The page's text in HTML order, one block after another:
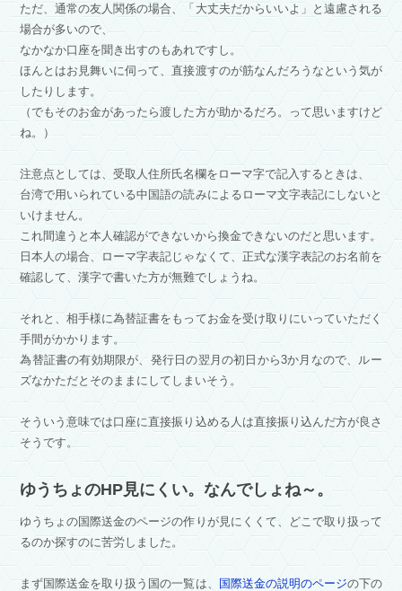
ただ、通常の友人関係の場合、「大丈夫だからいいよ」と遠慮される
場合が多いので、
なかなか口座を聞き出すのもあれですし。
ほんとはお見舞いに伺って、直接渡すのが筋なんだろうなという気が
したりします。
（でもそのお金があったら渡した方が助かるだろ。って思いますけど
ね。）
注意点としては、受取人住所氏名欄をローマ字で記入するときは、
台湾で用いられている中国語の読みによるローマ文字表記にしないと
いけません。
これ間違うと本人確認ができないから換金できないのだと思います。
日本人の場合、ローマ字表記じゃなくて、正式な漢字表記のお名前を
確認して、漢字で書いた方が無難でしょうね。
それと、相手様に為替証書をもってお金を受け取りにいっていただく
手間がかかります。
為替証書の有効期限が、発行日の翌月の初日から3か月なので、ルー
ズなかただとそのままにしてしまいそう。
そういう意味では口座に直接振り込める人は直接振り込んだ方が良さ
そうです。
ゆうちょのHP見にくい。なんでしょね～。
ゆうちょの国際送金のページの作りが見にくくて、どこで取り扱って
るのか探すのに苦労しました。
まず国際送金を取り扱う国の一覧は、 国際送金の説明のページの下の